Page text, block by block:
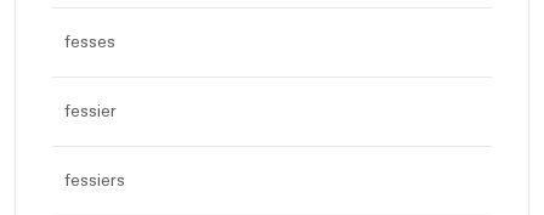
fesses
fessier
fessiers